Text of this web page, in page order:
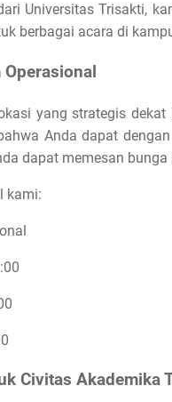
Universitas Trisakti,
berbagai acara di
yang strategis
Anda dapat
dapat memesan
kami:
Civitas Akademika